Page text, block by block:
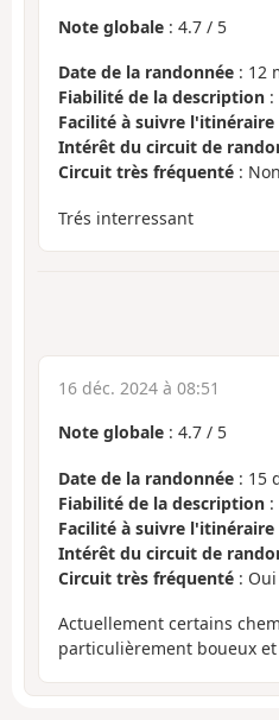
Note globale : 4.7 / 5
Date de la randonnée : 12
Fiabilité de la description
Facilité à suivre l'itinéraire
Intérêt du circuit de
Circuit très fréquenté : Non
Trés interressant
16 déc. 2024 à 08:51
Note globale : 4.7 / 5
Date de la randonnée : 15
Fiabilité de la description
Facilité à suivre l'itinéraire
Intérêt du circuit de
Circuit très fréquenté : Oui
Actuellement certains
particulièrement boueux